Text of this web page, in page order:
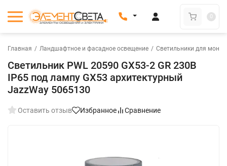
0
Главная / Ландшафтное и фасадное освещение / Светильники для
Светильник PWL 20590 GX53-2 GR 230В
IP65 под лампу GX53 архитектурный
JazzWay 5065130
Оставить отзыв Избранное Сравнение